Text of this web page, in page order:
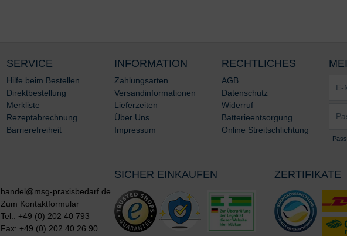
SERVICE
Hilfe beim Bestellen
Direktbestellung
Merkliste
Rezeptabrechnung
Barrierefreiheit
INFORMATION
Zahlungsarten
Versandinformationen
Lieferzeiten
Über Uns
Impressum
RECHTLICHES
AGB
Datenschutz
Widerruf
Batterieentsorgung
Online Streitschlichtung
Mail-
handel@msg-praxisbedarf.de
Zum Kontaktformular
Tel.: +49 (0) 202 40 793
Fax: +49 (0) 202 40 26 90
SICHER EINKAUFEN ZERTIFIKATE